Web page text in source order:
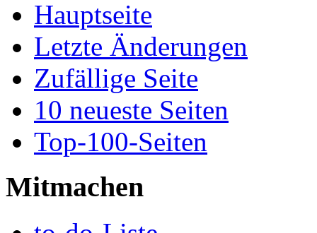
Hauptseite
Letzte Änderungen
Zufällige Seite
10 neueste Seiten
Top-100-Seiten
Mitmachen